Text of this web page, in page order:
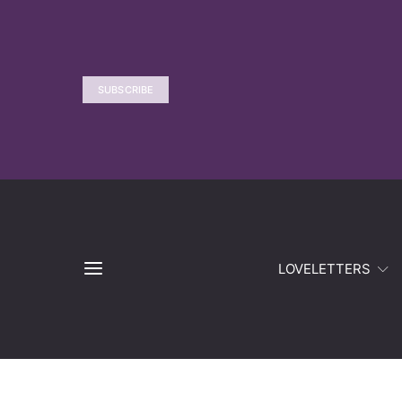
SUBSCRIBE
LOVELETTERS